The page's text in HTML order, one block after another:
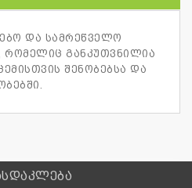
და სამრეწველო
რომელიც განკუთვნილია
შენობებსა და